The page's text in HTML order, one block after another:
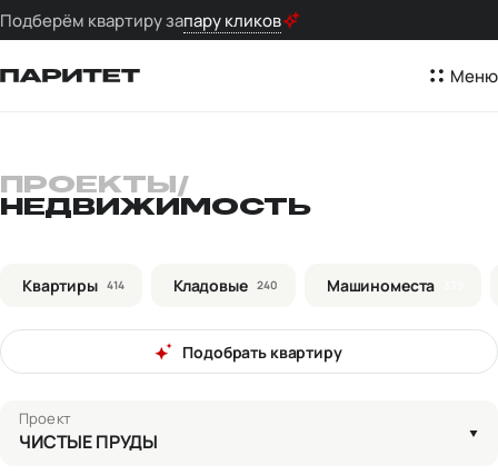
Подберём квартиру запару кликов
Меню
ПРОЕКТЫ /
НЕДВИЖИМОСТЬ
Квартиры 414 Кладовые 240 Машиноместа
Подобрать квартиру
Проект
ЧИСТЫЕ ПРУДЫ